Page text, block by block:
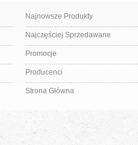
Najnowsze Produkty
Najczęściej Sprzedawane
Promocje
Producenci
Strona Główna